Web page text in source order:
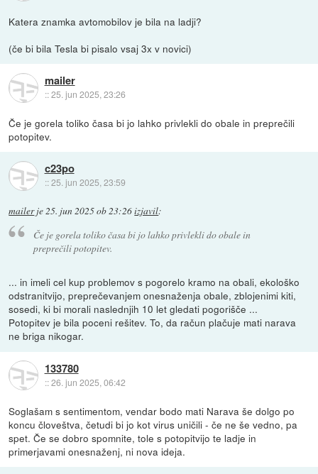
Katera znamka avtomobilov je bila na ladji?
(če bi bila Tesla bi pisalo vsaj 3x v novici)
mailer
::25. jun 2025, 23:26
Če je gorela toliko časa bi jo lahko privlekli do obale in preprečili
potopitev.
c23po
::25. jun 2025, 23:59
mailerje25. jun 2025 ob 23:26izjavil:
Če je gorela toliko časa bi jo lahko privlekli do obale in
preprečili potopitev.
... in imeli cel kup problemov s pogorelo kramo na obali, ekološko
odstranitvijo, preprečevanjem onesnaženja obale, zblojenimi kiti,
sosedi, ki bi morali naslednjih 10 let gledati pogorišče ...
Potopitev je bila poceni rešitev. To, da račun plačuje mati narava
ne briga nikogar.
133780
::26. jun 2025, 06:42
Soglašam s sentimentom, vendar bodo mati Narava še dolgo po
koncu človeštva, četudi bi jo kot virus uničili - če ne še vedno, pa
spet. Če se dobro spomnite, tole s potopitvijo te ladje in
primerjavami onesnaženj, ni nova ideja.